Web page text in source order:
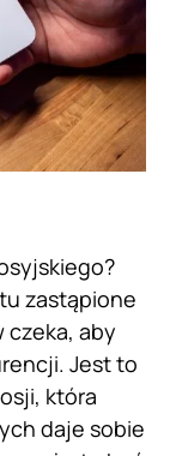
zastąpione
aby
Jest to
która
daje sobie